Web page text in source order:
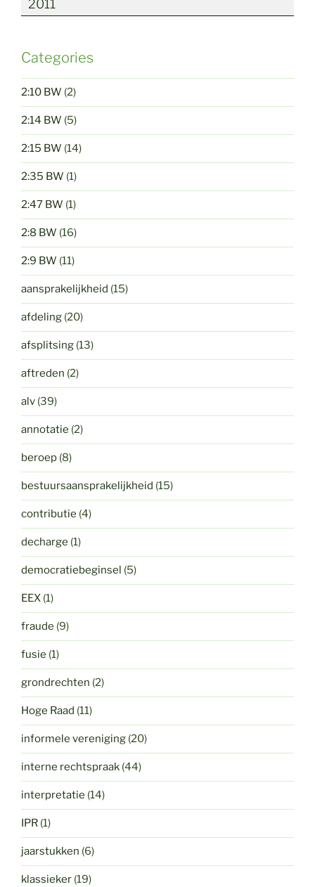
2011
Categories
2:10 BW (2)
2:14 BW (5)
2:15 BW (14)
2:35 BW (1)
2:47 BW (1)
2:8 BW (16)
2:9 BW (11)
aansprakelijkheid (15)
afdeling (20)
afsplitsing (13)
aftreden (2)
alv (39)
annotatie (2)
beroep (8)
bestuursaansprakelijkheid (15)
contributie (4)
decharge (1)
democratiebeginsel (5)
EEX (1)
fraude (9)
fusie (1)
grondrechten (2)
Hoge Raad (11)
informele vereniging (20)
interne rechtspraak (44)
interpretatie (14)
IPR (1)
jaarstukken (6)
klassieker (19)